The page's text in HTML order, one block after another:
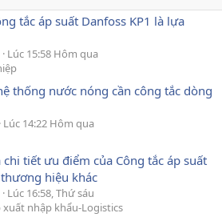
tắc áp suất Danfoss KP1 là lựa
Lúc 15:58 Hôm qua
thống nước nóng cần công tắc dòng
Lúc 14:22 Hôm qua
tiết ưu điểm của Công tắc áp suất
hiệu khác
Lúc 16:58, Thứ sáu
nhập khẩu-Logistics